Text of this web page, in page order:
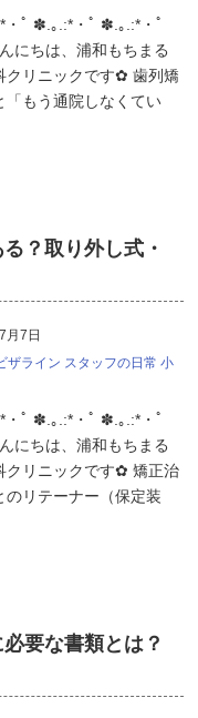
ﾟ ✽.｡.:*・ﾟ ✽.｡.:*・ﾟ
ちは、浦和もちまる
クリニックです✿ 歯列矯
「もう通院しなくてい
？取り外し式・
月7日
ザライン スタッフの日常 小
ﾟ ✽.｡.:*・ﾟ ✽.｡.:*・ﾟ
ちは、浦和もちまる
クリニックです✿ 矯正治
のリテーナー（保定装
要な書類とは？